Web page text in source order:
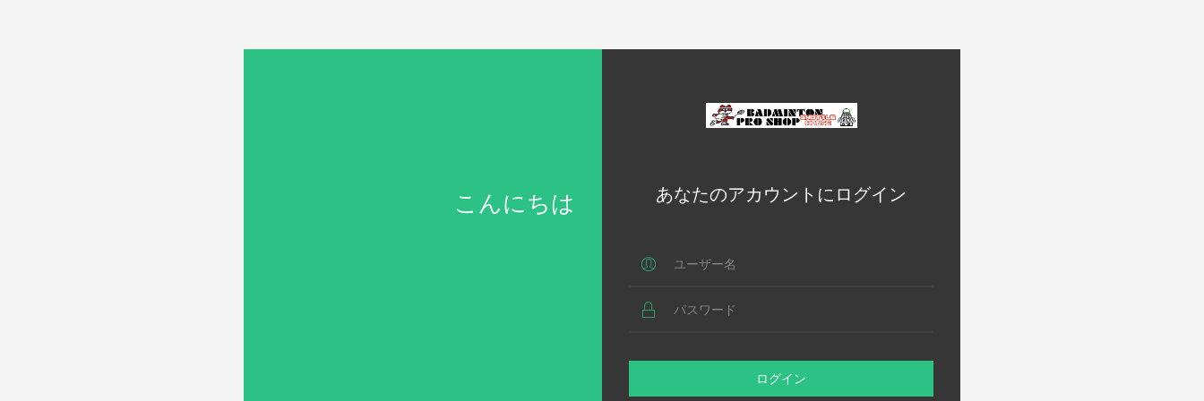
こんにちは あなたのアカウントにログイン
ログイン